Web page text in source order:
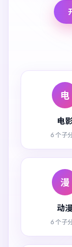
电
电
6 个子
漫
动漫
6 个子